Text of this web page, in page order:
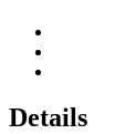
Details